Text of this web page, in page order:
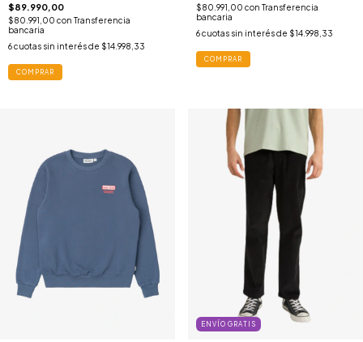
$89.990,00
$80.991,00 con Transferencia
bancaria
6cuotas sin interés de $14.998,33
COMPRAR
$80.991,00 con Transferencia
bancaria
6 cuotas sin interés de $14.998,33
COMPRAR
ENVÍO GRATIS